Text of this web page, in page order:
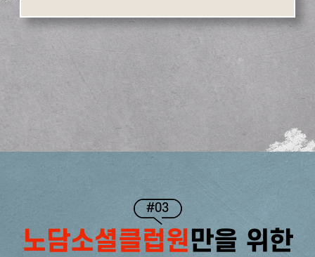
#03
노담소셜클럽원만을 위한